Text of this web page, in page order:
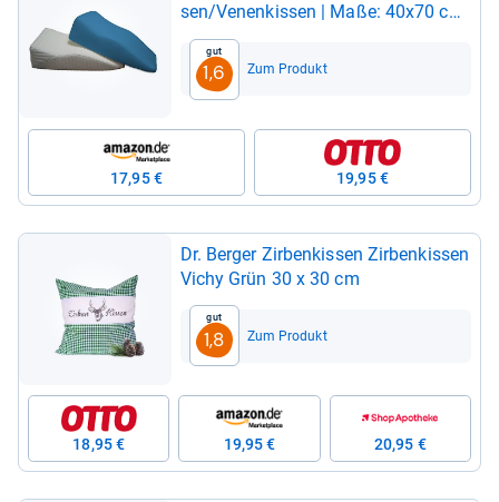
sen/Venen­kis­sen | Maße: 40x70 cm
| aus hoch­wer­ti­gem DOP­PEL-​Jer­sey
| 100% Baum­wolle | Farbe: Ocean-​
blau
Gut
1,6 Zum Produkt
17,95 € 19,95 €
Dr. Ber­ger Zir­ben­kis­sen Zir­ben­kis­sen
Vichy Grün 30 x 30 cm
Gut
1,8 Zum Produkt
18,95 € 19,95 € 20,95 €